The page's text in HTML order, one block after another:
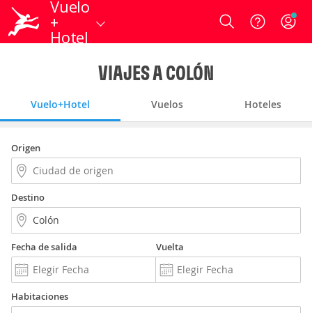
Vuelo
+
Hotel
Login
VIAJES A COLÓN
Vuelo+Hotel Vuelos Hoteles
Origen
Destino
Fecha de salida Vuelta
Habitaciones